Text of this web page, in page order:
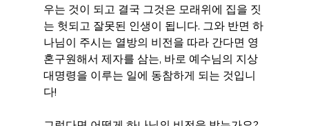
우는 것이 되고 결국 그것은 모래위에 집을 짓
는 헛되고 잘못된 인생이 됩니다. 그와 반면 하
나님이 주시는 열방의 비전을 따라 간다면 영
혼구원해서 제자를 삼는, 바로 예수님의 지상
대명령을 이루는 일에 동참하게 되는 것입니
다!